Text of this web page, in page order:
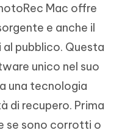
Mac offre
e anche il
pubblico. Questa
unico nel suo
una tecnologia
di recupero. Prima
se sono corrotti o